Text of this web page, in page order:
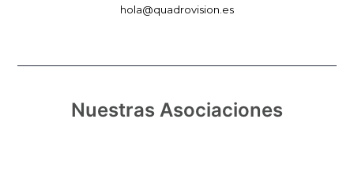
hola@quadrovision.es
Nuestras Asociaciones